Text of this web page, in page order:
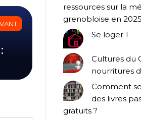
ressources sur la
grenobloise en 2025
Se loger 1
Cultures du
nourritures
Comment
des livres
gratuits ?